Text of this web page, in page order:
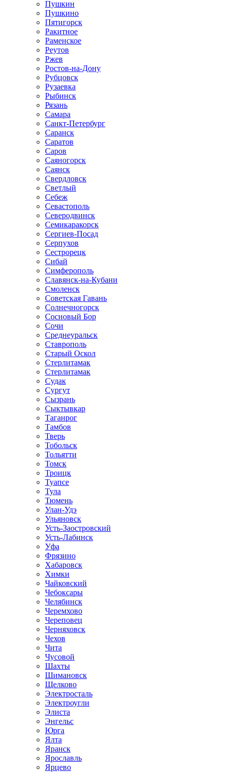
Пушкин
Пушкино
Пятигорск
Ракитное
Раменское
Реутов
Ржев
Ростов-на-Дону
Рубцовск
Рузаевка
Рыбинск
Рязань
Самара
Санкт-Петербург
Саранск
Саратов
Саров
Саяногорск
Саянск
Свердловск
Светлый
Себеж
Севастополь
Северодвинск
Семикаракорск
Сергиев-Посад
Серпухов
Сестрорецк
Сибай
Симферополь
Славянск-на-Кубани
Смоленск
Советская Гавань
Солнечногорск
Сосновый Бор
Сочи
Среднеуральск
Ставрополь
Старый Оскол
Стерлитамак
Стерлитамак
Судак
Сургут
Сызрань
Сыктывкар
Таганрог
Тамбов
Тверь
Тобольск
Тольятти
Томск
Троицк
Туапсе
Тула
Тюмень
Улан-Удэ
Ульяновск
Усть-Заостровский
Усть-Лабинск
Уфа
Фрязино
Хабаровск
Химки
Чайковский
Чебоксары
Челябинск
Черемхово
Череповец
Черняховск
Чехов
Чита
Чусовой
Шахты
Шимановск
Щелково
Электросталь
Электроугли
Элиста
Энгельс
Юрга
Ялта
Яранск
Ярославль
Ярцево